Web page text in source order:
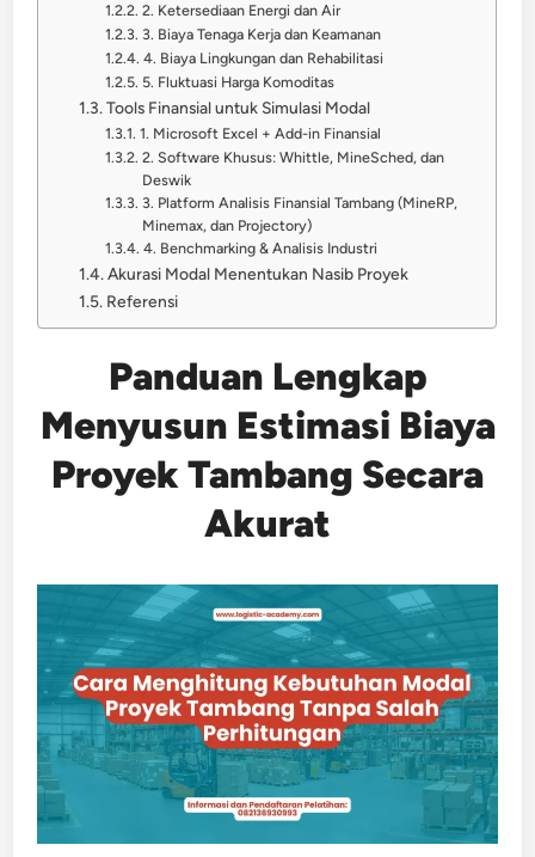
2. Ketersediaan Energi dan Air
3. Biaya Tenaga Kerja dan Keamanan
4. Biaya Lingkungan dan Rehabilitasi
5. Fluktuasi Harga Komoditas
Tools Finansial untuk Simulasi Modal
1. Microsoft Excel + Add-in Finansial
2. Software Khusus: Whittle, MineSched, dan
Deswik
3. Platform Analisis Finansial Tambang (MineRP,
Minemax, dan Projectory)
4. Benchmarking & Analisis Industri
Akurasi Modal Menentukan Nasib Proyek
Referensi
Panduan Lengkap
Menyusun Estimasi Biaya
Proyek Tambang Secara
Akurat